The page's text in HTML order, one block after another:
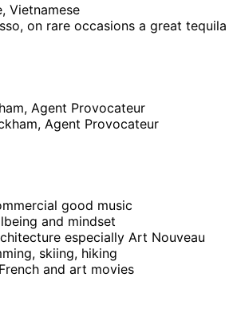
Vietnamese
on rare occasions a great tequila
Agent Provocateur
Agent Provocateur
good music
and mindset
especially Art Nouveau
skiing, hiking
French and art movies